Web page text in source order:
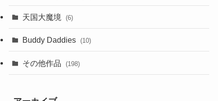
天国大魔境 (6)
Buddy Daddies (10)
その他作品 (198)